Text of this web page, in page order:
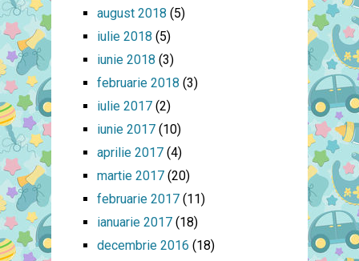
august 2018 (5)
iulie 2018 (5)
iunie 2018 (3)
februarie 2018 (3)
iulie 2017(2)
iunie 2017(10)
aprilie 2017(4)
martie 2017(20)
februarie 2017(11)
ianuarie 2017(18)
decembrie 2016 (18)